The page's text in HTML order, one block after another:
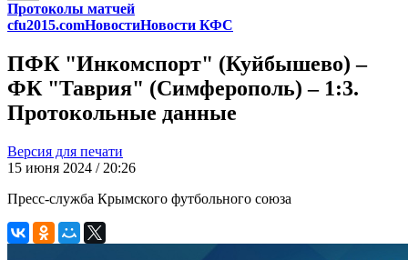
Протоколы матчей
cfu2015.comНовостиНовости КФС
ПФК "Инкомспорт" (Куйбышево) –
ФК "Таврия" (Симферополь) – 1:3.
Протокольные данные
Версия для печати
15 июня 2024 / 20:26
Пресс-служба Крымского футбольного союза